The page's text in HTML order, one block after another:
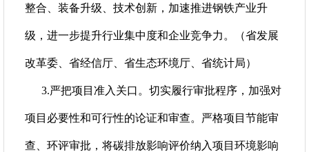
整合、装备升级、技术创新，加速推进钢铁产业升
级，进一步提升行业集中度和企业竞争力。（省发展
改革委、省经信厅、省生态环境厅、省统计局）
3.严把项目准入关口。切实履行审批程序，加强对
项目必要性和可行性的论证和审查。严格项目节能审
查、环评审批，将碳排放影响评价纳入项目环境影响